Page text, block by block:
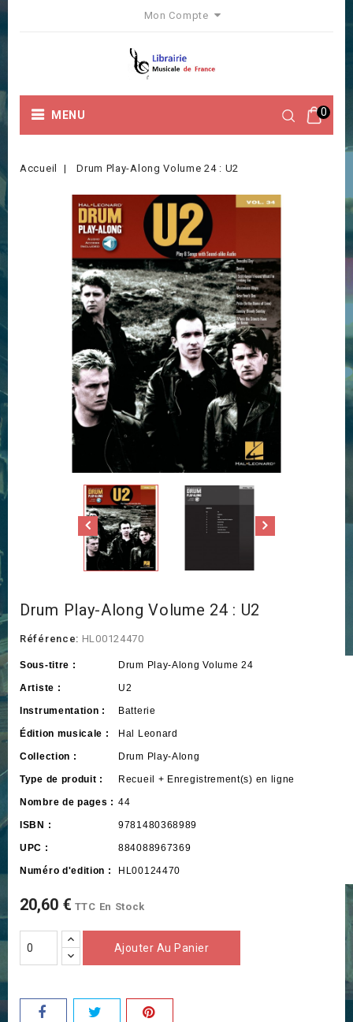
Mon Compte
0
MENU
Accueil Drum Play-Along Volume 24 : U2
Drum Play-Along Volume 24 : U2
Référence: HL00124470
Sous-titre : Drum Play-Along Volume 24
Artiste : U2
Instrumentation : Batterie
Édition musicale : Hal Leonard
Collection : Drum Play-Along
Type de produit : Recueil + Enregistrement(s) en ligne
Nombre de pages : 44
ISBN : 9781480368989
UPC : 884088967369
Numéro d'edition : HL00124470
20,60 € TTC En Stock
Ajouter Au Panier